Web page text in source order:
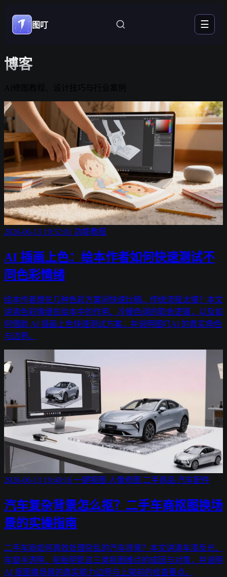
图叮 ☰
博客
2026-06-13 19:52:01 功能教程
AI 插画上色：绘本作者如何快速测试不
同色彩情绪
绘本作者想在几种色彩方案间快速比稿，传统流程太慢？本文
讲清色彩情绪在绘本中的作用、冷暖色调的取舍逻辑，以及如
何借助 AI 插画上色快速测试方案，并说明图叮AI 的真实角色
与边界。
2026-06-13 19:40:16 一键抠图 人像修图 二手商品 汽车配件
汽车复杂背景怎么抠？二手车商抠图换场
景的实操指南
二手车商如何高效处理杂乱的汽车背景？本文讲清车漆反光、
车窗半透明、轮胎阴影这三类抠图难点的成因与对策，并说明
AI 抠图换场景的真实能力边界与上架前的检查要点。